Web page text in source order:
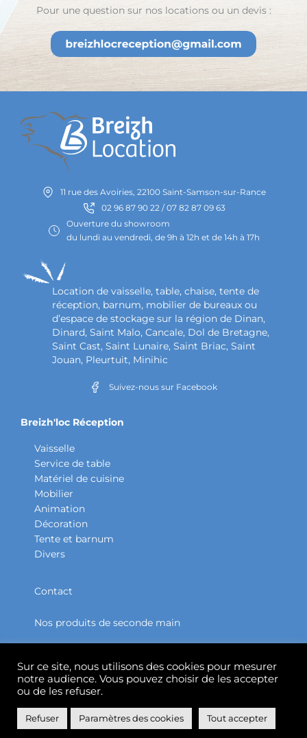
Pour une question sur nos locations ou un devis :
11 rue des Avoiries, 22100 Saint-Samson-sur-Rance
02 96 87 90 22 / 07 82 87 09 63
Ouverture du showroom
du lundi au vendredi, de 9h à 12h et de 14h à 17h
Location de vaisselle, table, chaise, tente de
réception, barnum, mobilier de bureaux ou
d’espace de stockage sur la région de Dinan,
Dinard, Saint Malo, Cancale, Dol de Bretagne,
Saint Cast, Saint Lunaire, Saint Briac, Saint
Jouan, Pleurtuit, Minihic
Suivez-nous sur Facebook
Breizh'loc Réception
Vaisselle
Service de table
Matériel de cuisine
Mobilier
Animation
Décoration
Tente et barnum
Divers
Contact
Nos produits de seconde main
Accueil
Sur ce site, nous utilisons des cookies pour mesurer
notre audience. Vous pouvez choisir de les accepter
ou de les refuser.
Refuser Paramètres des cookies Tout accepter